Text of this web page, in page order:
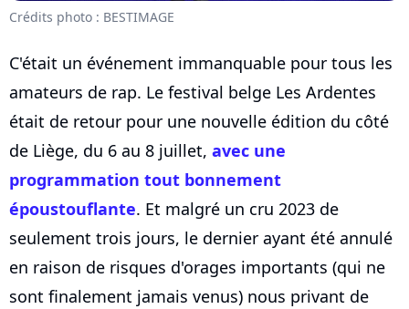
Crédits photo : BESTIMAGE
C'était un événement immanquable pour tous les
amateurs de rap. Le festival belge Les Ardentes
était de retour pour une nouvelle édition du côté
de Liège, du 6 au 8 juillet, avec une
programmation tout bonnement
époustouflante. Et malgré un cru 2023 de
seulement trois jours, le dernier ayant été annulé
en raison de risques d'orages importants (qui ne
sont finalement jamais venus) nous privant de